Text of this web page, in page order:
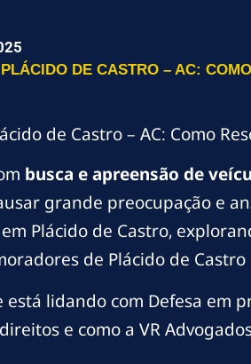
DE CASTRO – AC:
de Castro – AC: Como
busca e apreensão de
grande preocupação e
Plácido de Castro,
de Plácido de Castro
está lidando com Defesa em
e como a VR